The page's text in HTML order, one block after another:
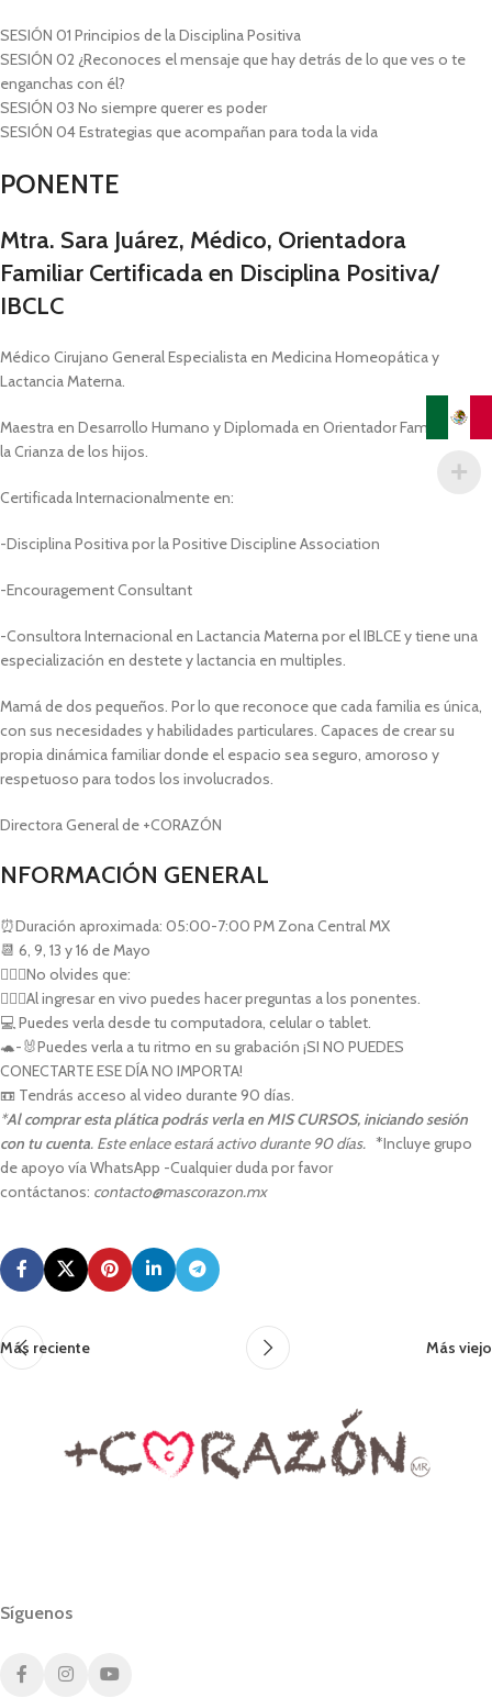
SESIÓN 01 Principios de la Disciplina Positiva
SESIÓN 02 ¿Reconoces el mensaje que hay detrás de lo que ves o te
enganchas con él?
SESIÓN 03 No siempre querer es poder
SESIÓN 04 Estrategias que acompañan para toda la vida
PONENTE
Mtra. Sara Juárez, Médico, Orientadora
Familiar Certificada en Disciplina Positiva/
IBCLC
Médico Cirujano General Especialista en Medicina Homeopática y
Lactancia Materna.
Maestra en Desarrollo Humano y Diplomada en Orientador Familiar y en
la Crianza de los hijos.
Certificada Internacionalmente en:
-Disciplina Positiva por la Positive Discipline Association
-Encouragement Consultant
-Consultora Internacional en Lactancia Materna por el IBLCE y tiene una
especialización en destete y lactancia en multiples.
Mamá de dos pequeños. Por lo que reconoce que cada familia es única,
con sus necesidades y habilidades particulares. Capaces de crear su
propia dinámica familiar donde el espacio sea seguro, amoroso y
respetuoso para todos los involucrados.
Directora General de +CORAZÓN
NFORMACIÓN GENERAL
⏰Duración aproximada: 05:00-7:00 PM Zona Central MX
📆 6, 9, 13 y 16 de Mayo
💁🏻‍♀️No olvides que:
🙋🏻‍♀️Al ingresar en vivo puedes hacer preguntas a los ponentes.
💻 Puedes verla desde tu computadora, celular o tablet.
🐢-🐰Puedes verla a tu ritmo en su grabación ¡SI NO PUEDES
CONECTARTE ESE DÍA NO IMPORTA!
📼 Tendrás acceso al video durante 90 días.
*Al comprar esta plática podrás verla en MIS CURSOS, iniciando sesión
con tu cuenta. Este enlace estará activo durante 90 días. *Incluye grupo
de apoyo vía WhatsApp -Cualquier duda por favor
contáctanos: contacto@mascorazon.mx
Más reciente Más viejo
Síguenos